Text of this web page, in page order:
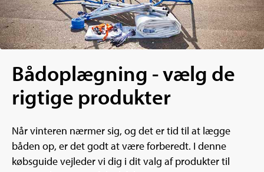
Bådoplægning - vælg de
rigtige produkter
Når vinteren nærmer sig, og det er tid til at lægge
båden op, er det godt at være forberedt. I denne
købsguide vejleder vi dig i dit valg af produkter til